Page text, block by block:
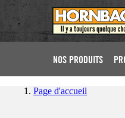
NOS PRODUITS
Page d'accueil